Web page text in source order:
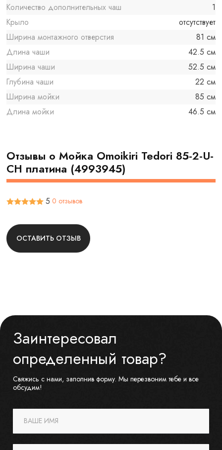
Количество дополнительных чаш
1
Крыло
отсутствует
Ширина монтажного отверстия
81 см
Длина чаши
42.5 см
Ширина чаши
52.5 см
Глубина чаши
22 см
Ширина мойки
85 см
Длина мойки
46.5 см
Отзывы о Мойка Omoikiri Tedori 85-2-U-
CH платина (4993945)
5 0 отзывов
ОСТАВИТЬ ОТЗЫВ
Заинтересовал
определенный товар?
Свяжись с нами, заполнив форму. Мы перезвоним тебе и все
обсудим!
ВАШЕ ИМЯ